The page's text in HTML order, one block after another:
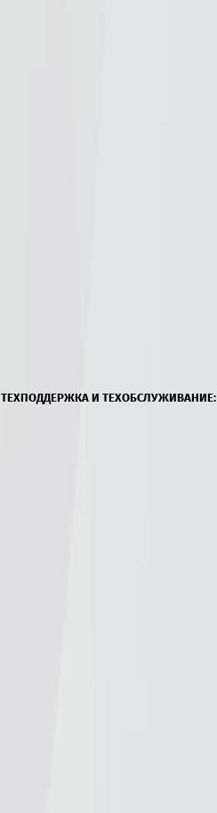
ТЕХПОДДЕРЖКА И ТЕХОБСЛУЖИВАНИЕ: